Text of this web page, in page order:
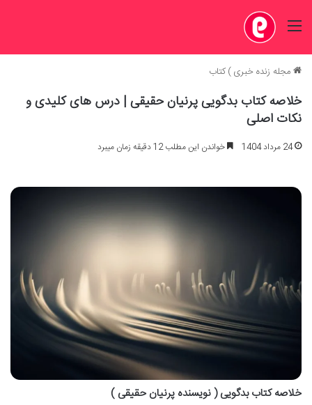
منو
مجله زنده خبری)کتاب
خلاصه کتاب بدگویی پرنیان حقیقی | درس های کلیدی و
نکات اصلی
24 مرداد 1404 خواندن این مطلب 12 دقیقه زمان میبرد
خلاصه کتاب بدگویی ( نویسنده پرنیان حقیقی )